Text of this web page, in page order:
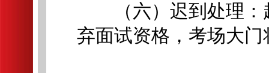
（六）迟到处理：
弃面试资格，考场大